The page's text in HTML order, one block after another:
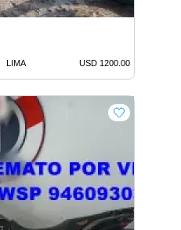
LIMA USD 1200.00